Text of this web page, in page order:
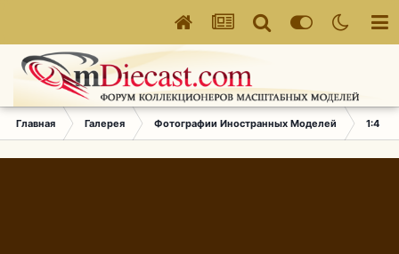
Главная Галерея Фотографии Иностранных Моделей 1:43